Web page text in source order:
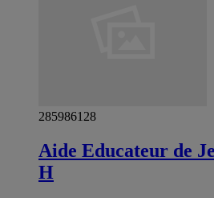
285986128
Aide Educateur de
H